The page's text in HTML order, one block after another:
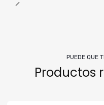
PUEDE QUE
Productos